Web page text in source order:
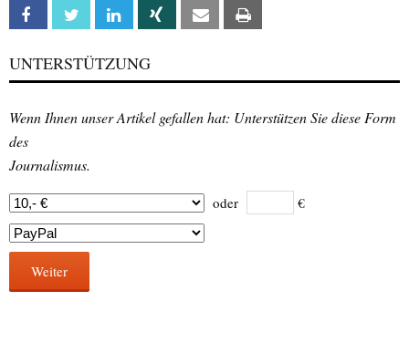
Facebook Twitter Linkedin Xing Email
UNTERSTÜTZUNG
Wenn Ihnen unser Artikel gefallen hat: Unterstützen Sie diese Form
des
Journalismus.
oder €
Weiter